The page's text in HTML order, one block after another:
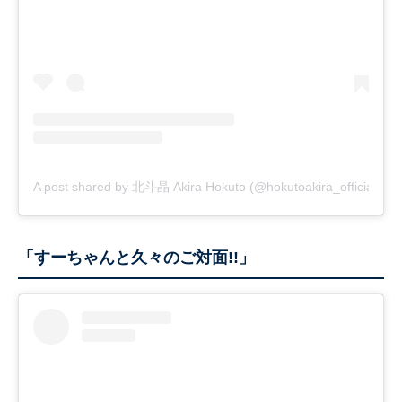
A post shared by 北斗晶 Akira Hokuto (@hokutoakira_official)
「すーちゃんと久々のご対面!!」